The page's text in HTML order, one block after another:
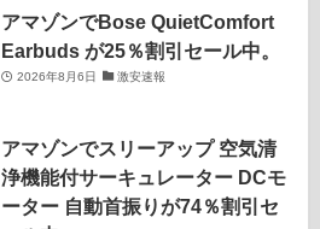
アマゾンでBose QuietComfort
Earbuds が25％割引セール中。
2026年8月6日 激安速報
アマゾンでスリーアップ 空気清
浄機能付サーキュレーター DCモ
ーター 自動首振りが74％割引セ